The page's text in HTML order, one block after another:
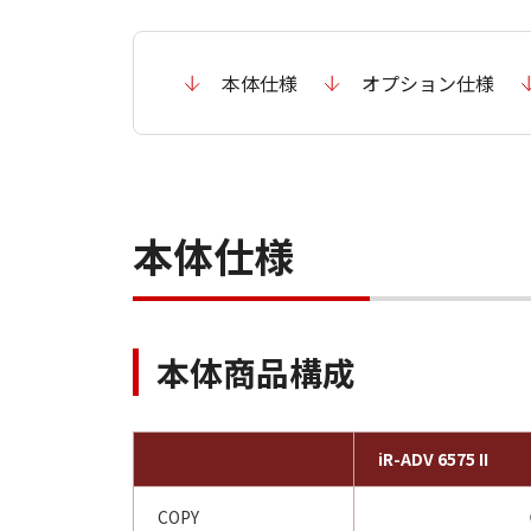
本体仕様 オプション仕様
本体仕様
本体商品構成
iR-ADV 6575 II
COPY